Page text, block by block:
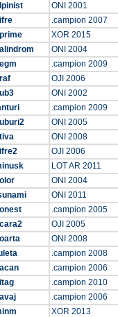
ONI 2001
.campion 2007
XOR 2015
ONI 2004
.campion 2009
OJI 2006
ONI 2002
.campion 2009
ONI 2005
ONI 2008
OJI 2006
LOT AR 2011
ONI 2004
ONI 2011
.campion 2005
OJI 2005
ONI 2008
.campion 2008
.campion 2006
.campion 2010
.campion 2006
XOR 2013